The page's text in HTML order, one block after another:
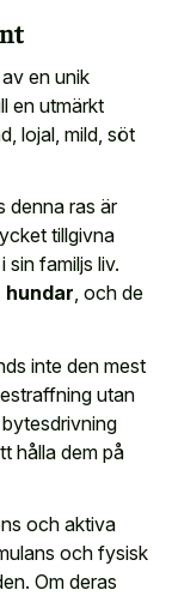
en unik
en utmärkt
lojal, mild, söt
denna ras är
tillgivna
sin familjs liv.
, och de
inte den mest
utan
hålla dem på
och aktiva
och fysisk
Om deras